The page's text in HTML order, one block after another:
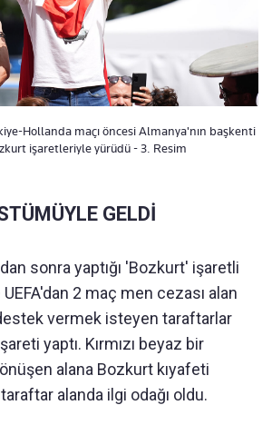
Hollanda maçı öncesi Almanya'nın başkenti
işaretleriyle yürüdü - 3. Resim
GELDİ
sonra yaptığı 'Bozkurt' işaretli
2 maç men cezası alan
vermek isteyen taraftarlar
yaptı. Kırmızı beyaz bir
alana Bozkurt kıyafeti
alanda ilgi odağı oldu.